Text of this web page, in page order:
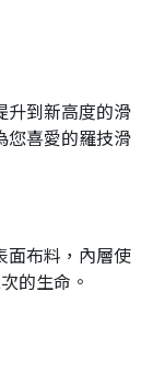
升到新高度的滑
您喜愛的羅技滑
面布料，內層使
的生命。